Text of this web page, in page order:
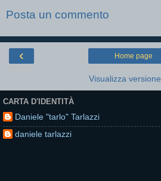
Posta un commento
‹ Home page
Visualizza
CARTA D'IDENTITÀ
Daniele "tarlo" Tarlazzi
daniele tarlazzi